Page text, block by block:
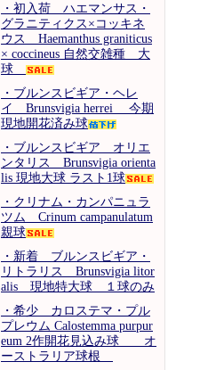
・初入荷 ハエマンサス・
グラニティクス×コッキネ
ウス Haemanthus graniticus
× coccineus 自然交雑種 大
球
・ブルンスビギア・ヘレ
イ Brunsvigia herrei 今期
現地開花済み球
・ブルンスビギア オリエ
ンタリス Brunsvigia orienta
lis 現地大球 ラスト1球
・クリナム・カンパニュラ
ツム Crinum campanulatum
親球
・新着 ブルンスビギア・
リトラリス Brunsvigia litor
alis 現地特大球 １球のみ
・希少 カロステマ・プル
プレウム Calostemma purpur
eum 2作開花見込み球 オ
ーストラリア球根